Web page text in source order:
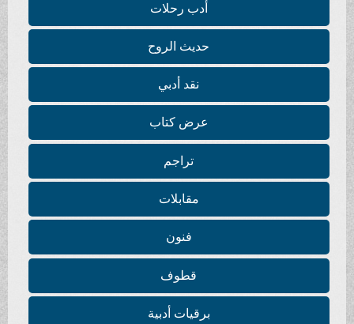
أدب رحلات
حديث الروح
نقد أدبي
عرض كتاب
تراجم
مقابلات
فنون
قطوف
برقيات أدبية